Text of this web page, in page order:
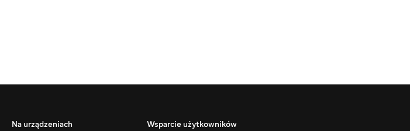
Na urządzeniach
Wsparcie użytkowników